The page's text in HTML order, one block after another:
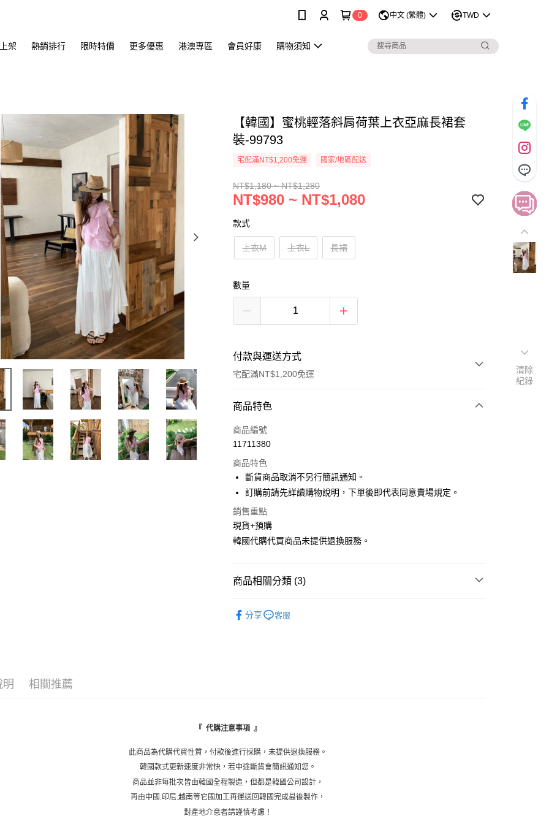
0 中文 (繁體) TWD
架 熱銷排行 限時特價 更多優惠 港澳專區 會員好康 購物須知
【韓國】蜜桃輕落斜肩荷葉上衣亞麻長裙套
裝-99793
宅配滿NT$1,200免運 國家/地區配送
NT$1,180 ~ NT$1,280
NT$980 ~ NT$1,080
款式
上衣M 上衣L 長裙
數量
付款與運送方式
宅配滿NT$1,200免運
付款方式
信用卡一次付款
Apple Pay
街口支付
悠遊付
Google Pay
每筆NT$110，滿NT$1,500(含以上)免運費
每筆NT$100，滿NT$1,200(含以上)免運費
離島配送
每筆NT$180
商品特色
商品編號
11711380
商品特色
斷貨商品取消不另行簡訊通知。
訂購前請先詳讀購物說明，下單後即代表同意賣場規定。
銷售重點
現貨+預購
韓國代購代買商品未提供退換服務。
商品相關分類 (3)
分享 客服
明 相關推薦
『 代購注意事項 』
此商品為代購代買性質，付款後進行採購，未提供退換服務。
韓國款式更新速度非常快，若中途斷貨會簡訊通知您。
商品並非每批次皆由韓國全程製造，但都是韓國公司設計，
再由中國.印尼.越南等它國加工再運送回韓國完成最後製作，
對產地介意者請謹慎考慮！
清除
紀錄